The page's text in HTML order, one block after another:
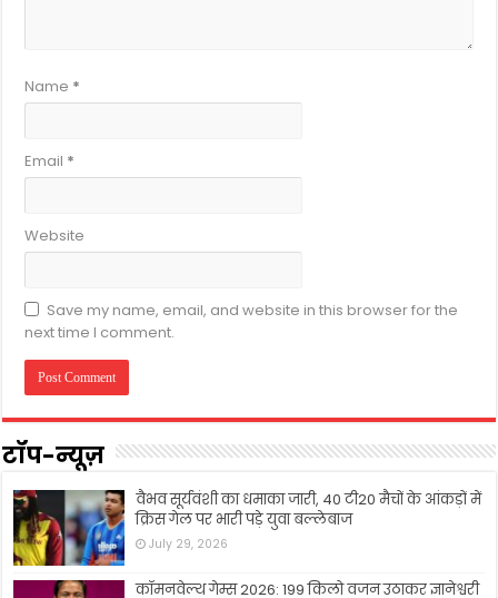
Name *
Email *
Website
Save my name, email, and website in this browser for the
next time I comment.
टॉप-न्यूज़
वैभव सूर्यवंशी का धमाका जारी, 40 टी20 मैचों के आंकड़ों में
क्रिस गेल पर भारी पड़े युवा बल्लेबाज
July 29, 2026
कॉमनवेल्थ गेम्स 2026: 199 किलो वजन उठाकर ज्ञानेश्वरी